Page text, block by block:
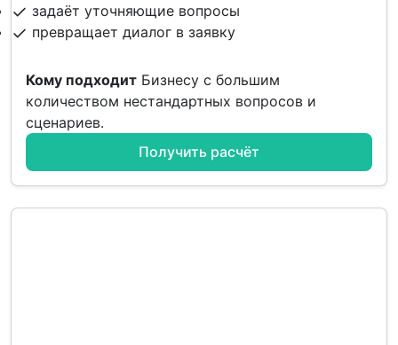
задаёт уточняющие вопросы
превращает диалог в заявку
Кому подходит Бизнесу с большим
количеством нестандартных вопросов и
сценариев.
Получить расчёт